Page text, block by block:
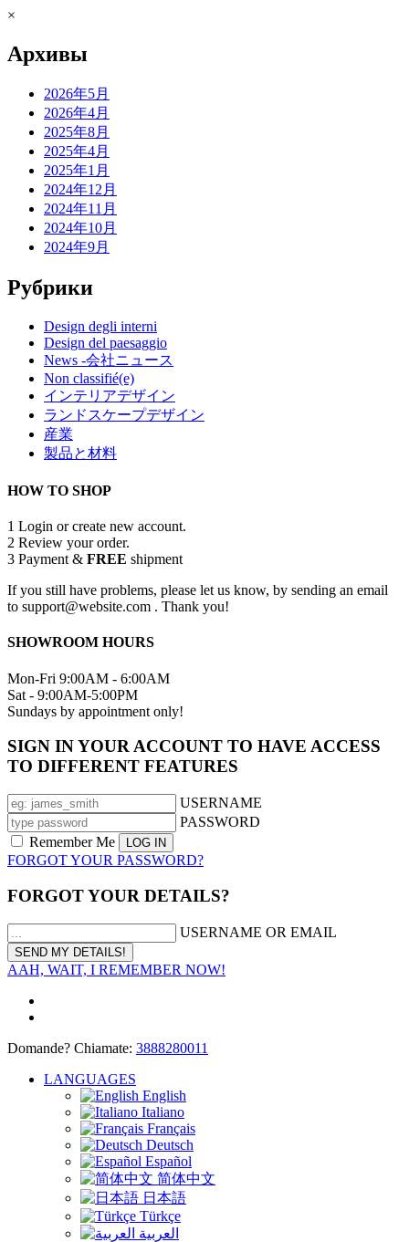
×
Архивы
2026年5月
2026年4月
2025年8月
2025年4月
2025年1月
2024年12月
2024年11月
2024年10月
2024年9月
Рубрики
Design degli interni
Design del paesaggio
News -会社ニュース
Non classifié(e)
インテリアデザイン
ランドスケープデザイン
産業
製品と材料
HOW TO SHOP
1 Login or create new account.
2 Review your order.
3 Payment & FREE shipment
If you still have problems, please let us know, by sending an email
to support@website.com . Thank you!
SHOWROOM HOURS
Mon-Fri 9:00AM - 6:00AM
Sat - 9:00AM-5:00PM
Sundays by appointment only!
SIGN IN YOUR ACCOUNT TO HAVE ACCESS
TO DIFFERENT FEATURES
USERNAME
PASSWORD
Remember Me
FORGOT YOUR PASSWORD?
FORGOT YOUR DETAILS?
USERNAME OR EMAIL
AAH, WAIT, I REMEMBER NOW!
Domande? Chiamate: 3888280011
LANGUAGES
English
Italiano
Français
Deutsch
Español
简体中文
日本語
Türkçe
العربية